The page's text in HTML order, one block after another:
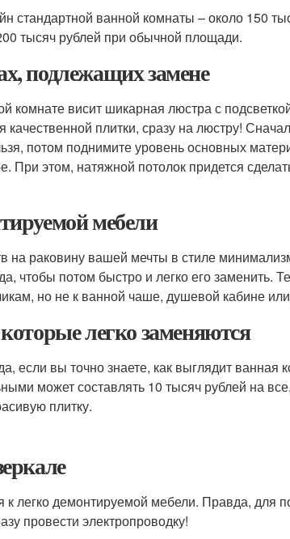
стандартной ванной комнаты – около 150
тысяч рублей при обычной площади.
подлежащих замене
висит шикарная люстра с
качественной плитки, сразу на люстру!
потом поднимите уровень основных
При этом, натяжной потолок придется
мебели
на раковину вашей мечты в стиле
чтобы потом быстро и легко его заменить.
но не к ванной чаше, душевой кабине или
легко заменяются
если вы точно знаете, как выглядит
может составлять 10 тысяч рублей на
плитку.
к легко демонтируемой мебели. Правда, для
провести электропроводку!